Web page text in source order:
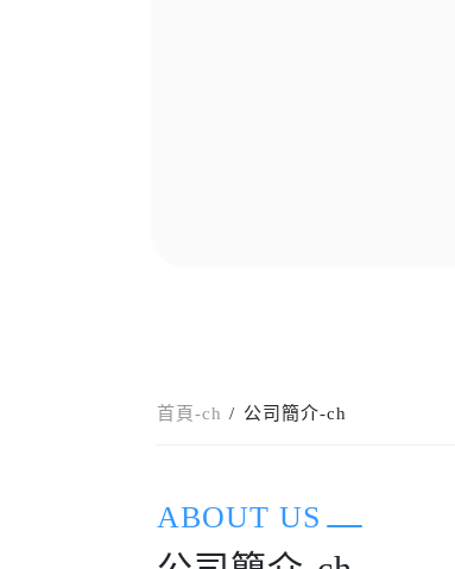
首頁-ch 公司簡介-ch
ABOUT US